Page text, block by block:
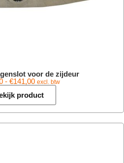
voor de zijdeur
- €141,00 excl. btw
product